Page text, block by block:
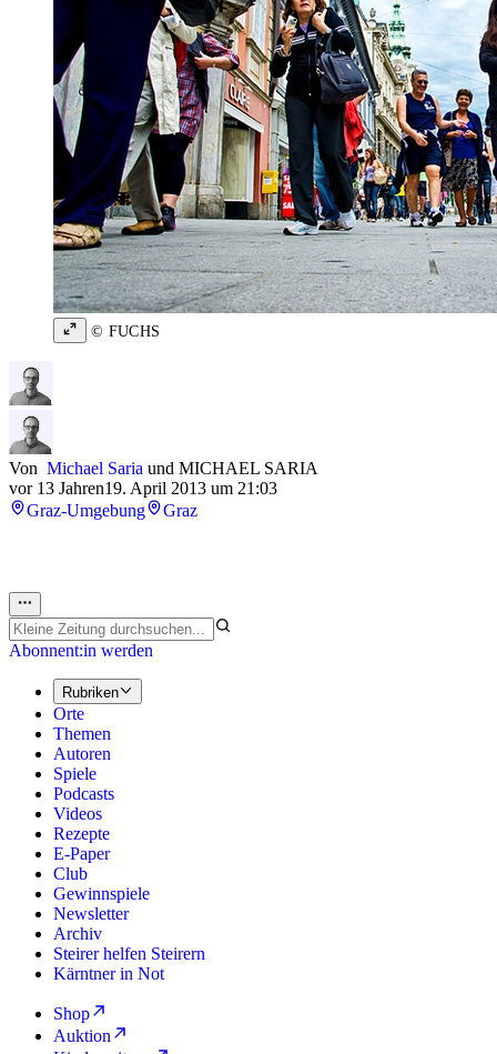
© FUCHS
Von Michael Saria und MICHAEL SARIA
vor 13 Jahren19. April 2013 um 21:03
Graz-Umgebung
Graz
Abonnent:in werden
Rubriken
Orte
Themen
Autoren
Spiele
Podcasts
Videos
Rezepte
E-Paper
Club
Gewinnspiele
Newsletter
Archiv
Steirer helfen Steirern
Kärntner in Not
Shop
Auktion